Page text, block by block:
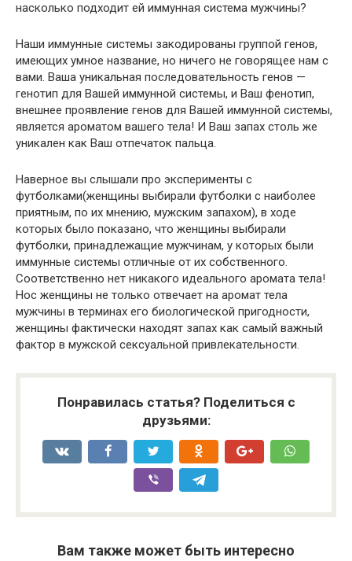
насколько подходит ей иммунная система мужчины?
Наши иммунные системы закодированы группой генов,
имеющих умное название, но ничего не говорящее нам с
вами. Ваша уникальная последовательность генов —
генотип для Вашей иммунной системы, и Ваш фенотип,
внешнее проявление генов для Вашей иммунной системы,
является ароматом вашего тела! И Ваш запах столь же
уникален как Ваш отпечаток пальца.
Наверное вы слышали про эксперименты с
футболками(женщины выбирали футболки с наиболее
приятным, по их мнению, мужским запахом), в ходе
которых было показано, что женщины выбирали
футболки, принадлежащие мужчинам, у которых были
иммунные системы отличные от их собственного.
Соответственно нет никакого идеального аромата тела!
Нос женщины не только отвечает на аромат тела
мужчины в терминах его биологической пригодности,
женщины фактически находят запах как самый важный
фактор в мужской сексуальной привлекательности.
Понравилась статья? Поделиться с
друзьями:
Вам также может быть интересно